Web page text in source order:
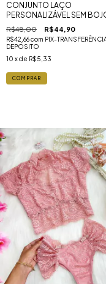
CONJUNTO LAÇO
PERSONALIZÁVEL SEM
PRETO COM PINK
R$48,00 R$44,90
R$42,66com PIX-
DEPÓSITO
10 x de R$5,33
COMPRAR